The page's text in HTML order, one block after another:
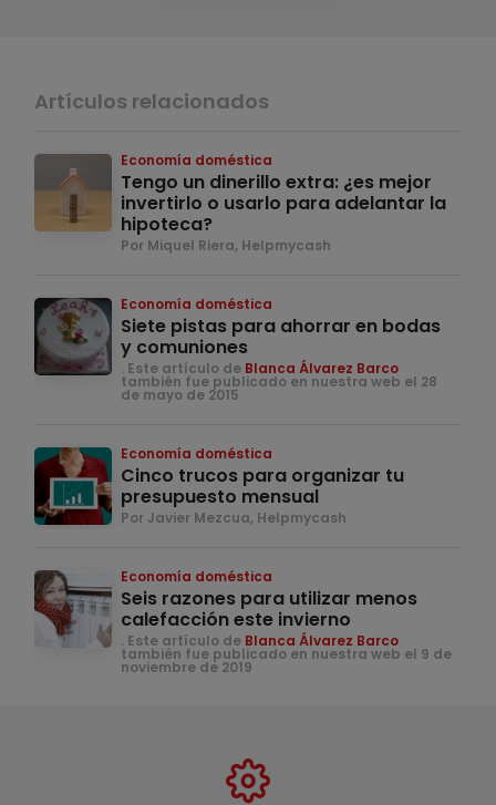
Artículos relacionados
Economía doméstica
Tengo un dinerillo extra: ¿es mejor
invertirlo o usarlo para adelantar la
hipoteca?
Por Miquel Riera, Helpmycash
Economía doméstica
Siete pistas para ahorrar en bodas
y comuniones
. Este artículo de Blanca Álvarez Barco
también fue publicado en nuestra web el 28
de mayo de 2015
Economía doméstica
Cinco trucos para organizar tu
presupuesto mensual
Por Javier Mezcua, Helpmycash
Economía doméstica
Seis razones para utilizar menos
calefacción este invierno
. Este artículo de Blanca Álvarez Barco
también fue publicado en nuestra web el 9 de
noviembre de 2019